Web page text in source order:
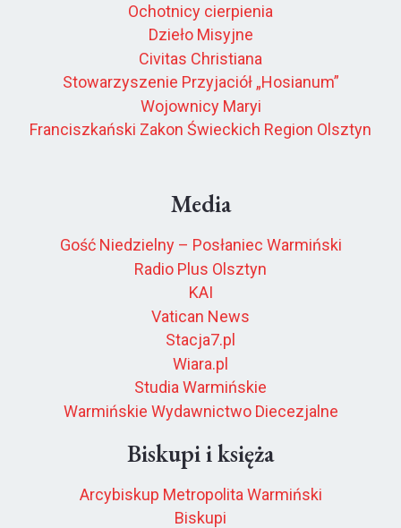
Ochotnicy cierpienia
Dzieło Misyjne
Civitas Christiana
Stowarzyszenie Przyjaciół „Hosianum”
Wojownicy Maryi
Franciszkański Zakon Świeckich Region Olsztyn
Media
Gość Niedzielny – Posłaniec Warmiński
Radio Plus Olsztyn
KAI
Vatican News
Stacja7.pl
Wiara.pl
Studia Warmińskie
Warmińskie Wydawnictwo Diecezjalne
Biskupi i księża
Arcybiskup Metropolita Warmiński
Biskupi